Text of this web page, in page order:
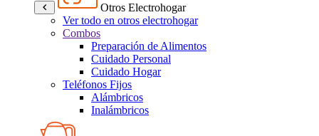
Otros Electrohogar
Ver todo en otros electrohogar
Combos
Preparación de Alimentos
Cuidado Personal
Cuidado Hogar
Teléfonos Fijos
Alámbricos
Inalámbricos